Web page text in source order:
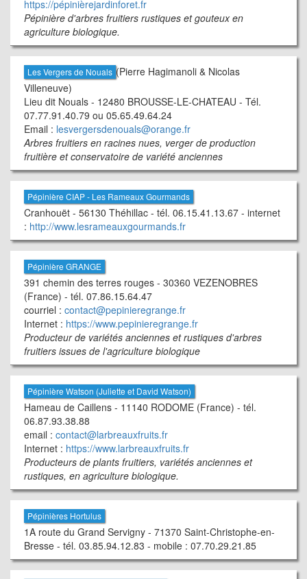
https://pépinièrejardinforet.fr
Pépinière d'arbres fruitiers rustiques et gouteux en
agriculture biologique.
Les Vergers de Nouals (Pierre Hagimanoli & Nicolas
Villeneuve)
Lieu dit Nouals - 12480 BROUSSE-LE-CHATEAU - Tél.
07.77.91.40.79 ou 05.65.49.64.24
Email : lesvergersdenouals@orange.fr
Arbres fruitiers en racines nues, verger de production
fruitière et conservatoire de variété anciennes
Pépinière CIAP - Les Rameaux Gourmands
Cranhouët - 56130 Théhillac - tél. 06.15.41.13.67 - internet
: http://www.lesrameauxgourmands.fr
Pépinière GRANGE
391 chemin des terres rouges - 30360 VEZENOBRES
(France) - tél. 07.86.15.64.47
courriel : contact@pepinieregrange.fr
Internet : https://www.pepinieregrange.fr
Producteur de variétés anciennes et rustiques d'arbres
fruitiers issues de l'agriculture biologique
Pépinière Watson (Juliette et David Watson)
Hameau de Caillens - 11140 RODOME (France) - tél.
06.87.93.38.88
email : contact@larbreauxfruits.fr
Internet : https://www.larbreauxfruits.fr
Producteurs de plants fruitiers, variétés anciennes et
rustiques, en agriculture biologique.
Pépinières Hortulus
1A route du Grand Servigny - 71370 Saint-Christophe-en-
Bresse - tél. 03.85.94.12.83 - mobile : 07.70.29.21.85